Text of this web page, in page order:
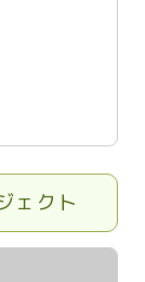
ェクト